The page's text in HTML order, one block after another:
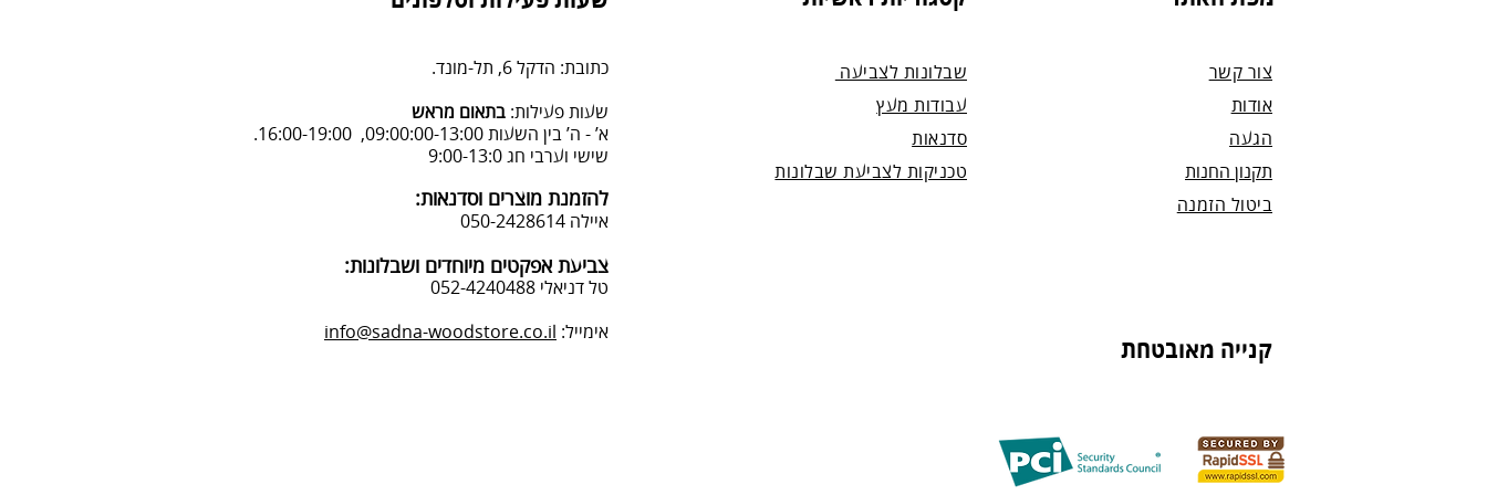
נחזור אליך להמשך תהליך ביטול ההזמנה.
כתובת: הדקל 6, תל-מונד.
שעות פעילות: בתאום מראש
א’ - ה’ בין השעות 09:00:00-13:00, 16:00-19:00.
שישי וערבי חג 9:00-13:0
להזמנת מוצרים וסדנאות:
איילה 050-2428614
צביעת אפקטים מיוחדים ושבלונות:
טל דניאלי 052-4240488
אימייל: info@sadna-woodstore.co.il
שבלונות לצביעה
עבודות מעץ
סדנאות
טכניקות לצביעת שבלונות
צור קשר
אודות
הגעה
תקנון החנות
ביטול הזמנה
קנייה מאובטחת